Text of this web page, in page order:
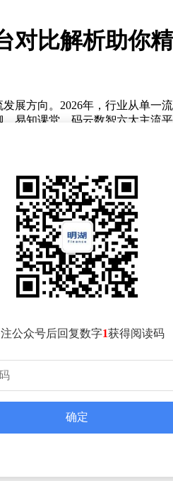
对比解析助你
展方向。2026年，行业从单
易知课堂、码云数智六大主
全链路服务脱颖而出，其支持
、推广期、售后期全流程，
求。
元起的基础版年费与2万元以
绑定抖音生态，通过课程挂
能简化，抽佣透明度待提升。
与平台运行表现优异，但全
街，其千元级定价与零抽佣模
加定制陪跑服务，构建完整生
能力。课堂街通过打通公私
多元化需求。创作者需根据自
公众号后回复数字1获得阅读码
确定